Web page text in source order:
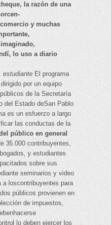
la razón de una
y muchas
lo uso a diario
estudianteEl programa
por un equipo
de la Secretaría
del Estado deSan Pablo
es un esfuerzo a largo
las conductas de la
público en general
35.000 contribuyentes,
y estudiantes
sobre sus
seminarios y video
loscontribuyentes para
públicos provienen en
de impuestos,
lo deben ejercer los